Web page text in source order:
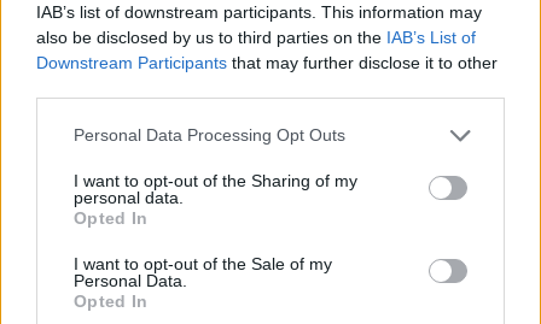
IAB’s list of downstream participants. This information may
also be disclosed by us to third parties on the IAB’s List of
Downstream Participants that may further disclose it to other
Personal Data Processing Opt Outs
I want to opt-out of the Sharing of my
personal data.
Opted In
I want to opt-out of the Sale of my
Personal Data.
Opted In
A legidegesítőbb kifejezések laza